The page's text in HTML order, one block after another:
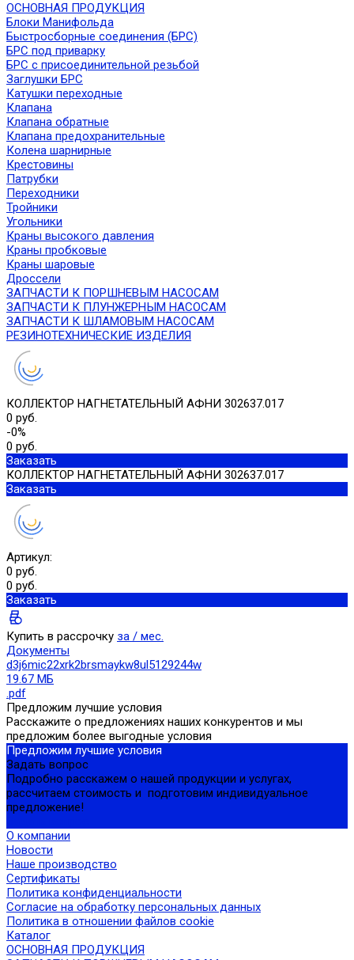
ОСНОВНАЯ ПРОДУКЦИЯ
Блоки Манифольда
Быстросборные соединения (БРС)
БРС под приварку
БРС с присоединительной резьбой
Заглушки БРС
Катушки переходные
Клапана
Клапана обратные
Клапана предохранительные
Колена шарнирные
Крестовины
Патрубки
Переходники
Тройники
Угольники
Краны высокого давления
Краны пробковые
Краны шаровые
Дроссели
ЗАПЧАСТИ К ПОРШНЕВЫМ НАСОСАМ
ЗАПЧАСТИ К ПЛУНЖЕРНЫМ НАСОСАМ
ЗАПЧАСТИ К ШЛАМОВЫМ НАСОСАМ
РЕЗИНОТЕХНИЧЕСКИЕ ИЗДЕЛИЯ
КОЛЛЕКТОР НАГНЕТАТЕЛЬНЫЙ АФНИ 302637.017
0 руб.
-0%
0 руб.
Заказать
КОЛЛЕКТОР НАГНЕТАТЕЛЬНЫЙ АФНИ 302637.017
Заказать
Артикул:
0 руб.
0 руб.
Заказать
Купить в рассрочку за / мес.
Документы
d3j6mic22xrk2brsmaykw8ul5129244w
19.67 МБ
.pdf
Предложим лучшие условия
Расскажите о предложениях наших конкурентов и мы
предложим более выгодные условия
Предложим лучшие условия
Задать вопрос
Подробно расскажем о нашей продукции и услугах,
рассчитаем стоимость и подготовим индивидуальное
предложение!
О компании
Новости
Наше производство
Сертификаты
Политика конфиденциальности
Согласие на обработку персональных данных
Политика в отношении файлов cookie
Каталог
ОСНОВНАЯ ПРОДУКЦИЯ